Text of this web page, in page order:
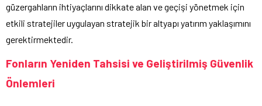
güzergahların ihtiyaçlarını dikkate alan ve geçişi yönetmek için
etkili stratejiler uygulayan stratejik bir altyapı yatırım yaklaşımını
gerektirmektedir.
Fonların Yeniden Tahsisi ve Geliştirilmiş Güvenlik
Önlemleri